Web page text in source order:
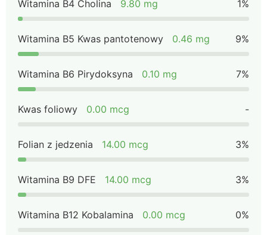
Witamina B4 Cholina 9.80 mg 1%
Witamina B5 Kwas pantotenowy 0.46 mg 9%
Witamina B6 Pirydoksyna 0.10 mg 7%
Kwas foliowy 0.00 mcg -
Folian z jedzenia 14.00 mcg 3%
Witamina B9 DFE 14.00 mcg 3%
Witamina B12 Kobalamina 0.00 mcg 0%